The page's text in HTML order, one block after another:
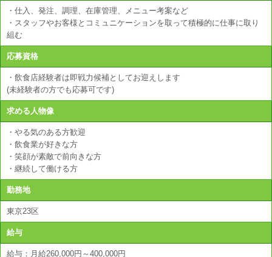
・仕入、発注、調理、在庫管理、メニュー考案など
・スタッフやお客様とコミュニケーションを取って積極的に仕事に取り
組む
応募資格
・飲食店経験者は即戦力候補としてお迎えします
(未経験者の方でも応募可です)
求める人物像
・やる気のある方歓迎
・飲食業が好きな方
・笑顔が素敵で前向きな方
・継続して働ける方
勤務地
東京23区
給与
給与：月給260,000円～400,000円